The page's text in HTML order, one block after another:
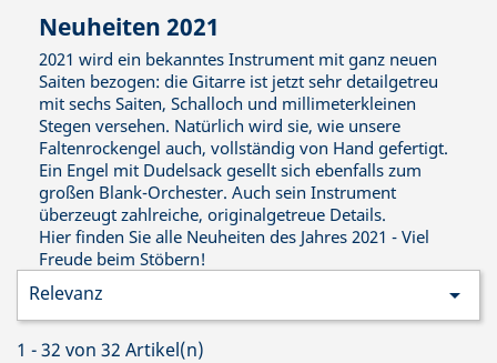
Neuheiten 2021
2021 wird ein bekanntes Instrument mit ganz neuen
Saiten bezogen: die Gitarre ist jetzt sehr detailgetreu
mit sechs Saiten, Schalloch und millimeterkleinen
Stegen versehen. Natürlich wird sie, wie unsere
Faltenrockengel auch, vollständig von Hand gefertigt.
Ein Engel mit Dudelsack gesellt sich ebenfalls zum
großen Blank-Orchester. Auch sein Instrument
überzeugt zahlreiche, originalgetreue Details.
Hier finden Sie alle Neuheiten des Jahres 2021 - Viel
Freude beim Stöbern!
Relevanz 
1 - 32 von 32 Artikel(n)